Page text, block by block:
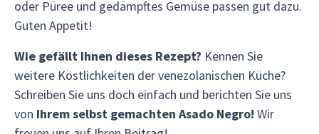
oder Püree und gedämpftes Gemüse passen gut dazu.
Guten Appetit!
Wie gefällt Ihnen dieses Rezept? Kennen Sie
weitere Köstlichkeiten der venezolanischen Küche?
Schreiben Sie uns doch einfach und berichten Sie uns
von Ihrem selbst gemachten Asado Negro! Wir